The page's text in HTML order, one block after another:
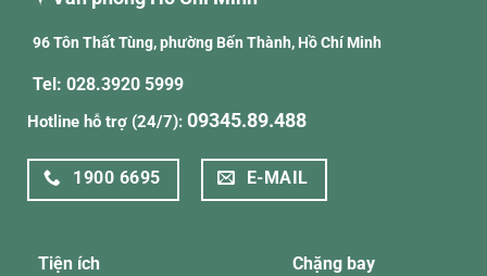
96 Tôn Thất Tùng, phường Bến Thành, Hồ Chí Minh
Tel: 028.3920 5999
Hotline hỗ trợ (24/7): 09345.89.488
1900 6695 E-MAIL
Tiện ích Chặng bay